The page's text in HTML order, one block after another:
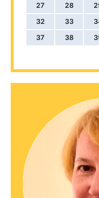
27 28
32
33
37
38